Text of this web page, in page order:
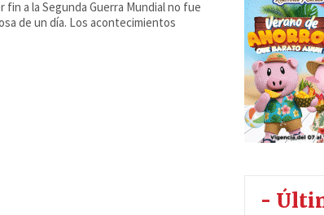
fin a la Segunda Guerra Mundial no fue
de un día. Los acontecimientos
-